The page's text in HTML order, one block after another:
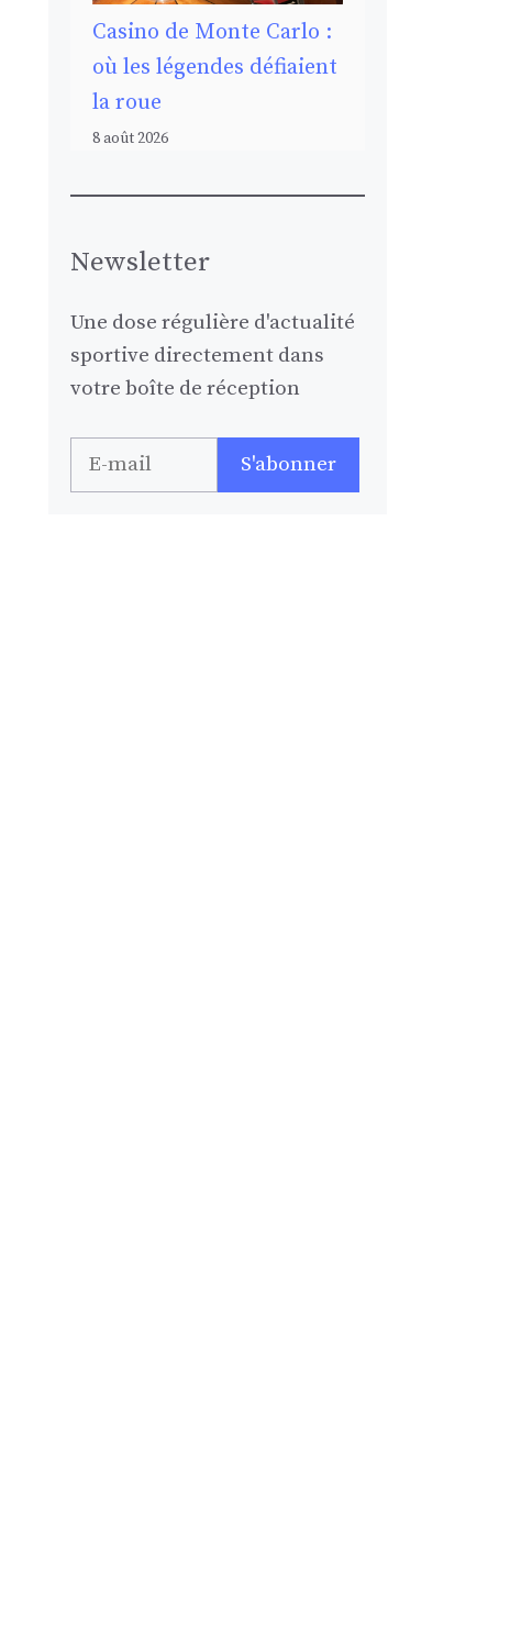
Casino de Monte Carlo :
où les légendes défiaient
la roue
8 août 2026
Newsletter
Une dose régulière d'actualité
sportive directement dans
votre boîte de réception